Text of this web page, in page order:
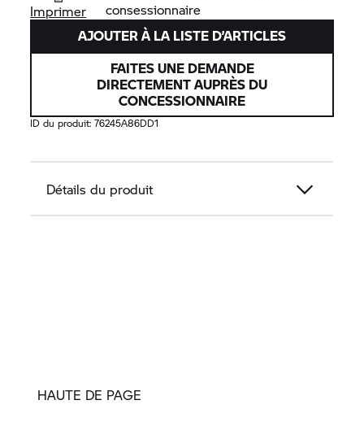
Imprimer
consessionnaire
AJOUTER À LA LISTE D’ARTICLES
FAITES UNE DEMANDE
DIRECTEMENT AUPRÈS DU
CONCESSIONNAIRE
ID du produit:76245A86DD1
Détails du produit
HAUTE DE PAGE